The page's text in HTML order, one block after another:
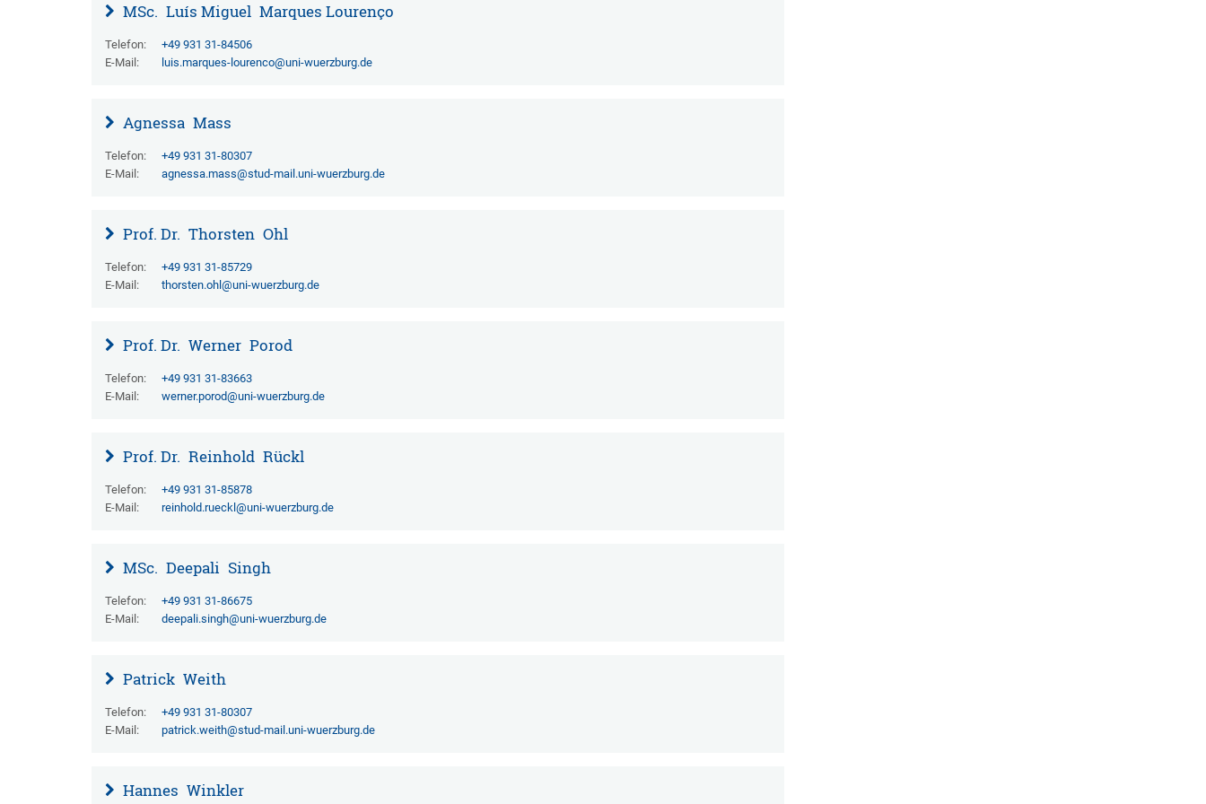
MSc. Luís Miguel Marques Lourenço
Telefon:
+49 931 31-84506
E-Mail:
luis.marques-lourenco@uni-wuerzburg.de
Agnessa Mass
Telefon:
+49 931 31-80307
E-Mail:
agnessa.mass@stud-mail.uni-wuerzburg.de
Prof. Dr. Thorsten Ohl
Telefon:
+49 931 31-85729
E-Mail:
thorsten.ohl@uni-wuerzburg.de
Prof. Dr. Werner Porod
Telefon:
+49 931 31-83663
E-Mail:
werner.porod@uni-wuerzburg.de
Prof. Dr. Reinhold Rückl
Telefon:
+49 931 31-85878
E-Mail:
reinhold.rueckl@uni-wuerzburg.de
MSc. Deepali Singh
Telefon:
+49 931 31-86675
E-Mail:
deepali.singh@uni-wuerzburg.de
Patrick Weith
Telefon:
+49 931 31-80307
E-Mail:
patrick.weith@stud-mail.uni-wuerzburg.de
Hannes Winkler